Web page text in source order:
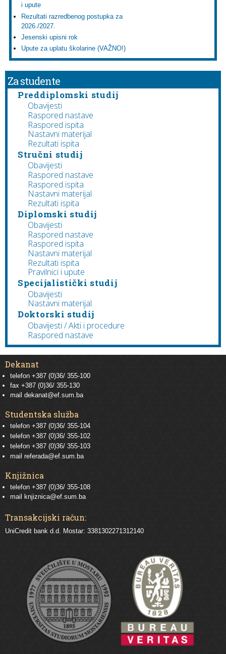
i upute
Rezultati razredbenog postupka za
2026./2027.
Jesenski upisni rok
Upute za uplatu školarine (VAŽNO!)
Za studente
Preddiplomski studij
Obavijesti
Raspored nastave
Raspored ispita
Nastavni materijal
Rezultati ispita
Stručni studij
Obavijesti
Raspored nastave
Raspored ispita
Nastavni materijal
Rezultati ispita
Diplomski studij
Obavijesti
Raspored nastave
Raspored ispita
Nastavni materijal
Rezultati ispita
Pravilnici i upute
Specijalistički studij
Obavijesti
Nastavni materijal
Doktorski studij
Obavijesti / Akti i procedure
Raspored nastave
Dekanat
telefon +387 (0)36/ 355-100
fax +387 (0)36/ 355-130
mail dekanat@ef.sum.ba
Studentska služba
telefon +387 (0)36/ 355-104
telefon +387 (0)36/ 355-102
telefon +387 (0)36/ 355-103
mail referada@ef.sum.ba
Knjižnica
telefon +387 (0)36/ 355-108
mail knjiznica@ef.sum.ba
Transakcijski račun:
UniCredit bank d.d. Mostar: 3381302271312140